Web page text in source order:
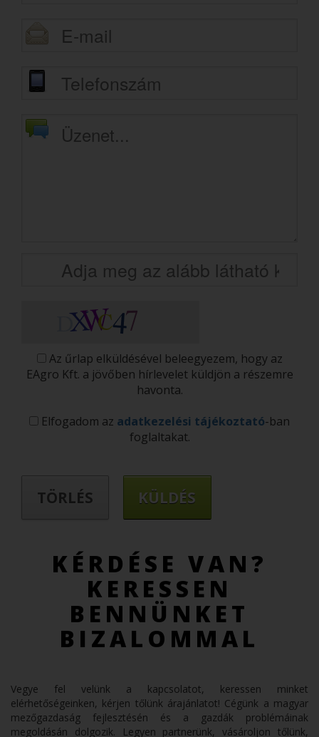
Az űrlap elküldésével beleegyezem, hogy az
EAgro Kft. a jövőben hírlevelet küldjön a részemre
havonta.
Elfogadom az adatkezelési tájékoztató-ban
foglaltakat.
KÉRDÉSE VAN?
KERESSEN
BENNÜNKET
BIZALOMMAL
Vegye fel velünk a kapcsolatot, keressen minket
elérhetőségeinken, kérjen tőlünk árajánlatot! Cégünk a magyar
mezőgazdaság fejlesztésén és a gazdák problémáinak
megoldásán dolgozik. Legyen partnerünk, vásároljon tőlünk,